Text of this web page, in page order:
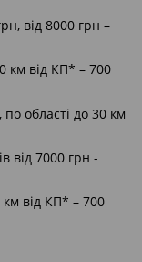
від 8000 грн –
км від КП* – 700
області до 30 км
від 7000 грн -
км від КП* – 700